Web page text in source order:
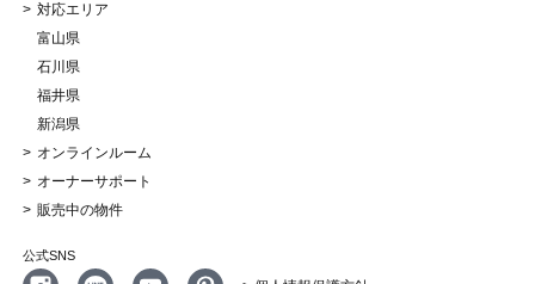
対応エリア
富山県
石川県
福井県
新潟県
オンラインルーム
オーナーサポート
販売中の物件
公式SNS